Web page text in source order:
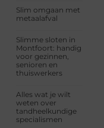
Slim omgaan met
metaalafval
Slimme sloten in
Montfoort: handig
voor gezinnen,
senioren en
thuiswerkers
Alles wat je wilt
weten over
tandheelkundige
specialismen